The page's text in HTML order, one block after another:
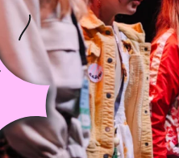
sellesse tõsiselt.
Jazzkaare Sõprade
õigused seoses
Sõprade Ühing